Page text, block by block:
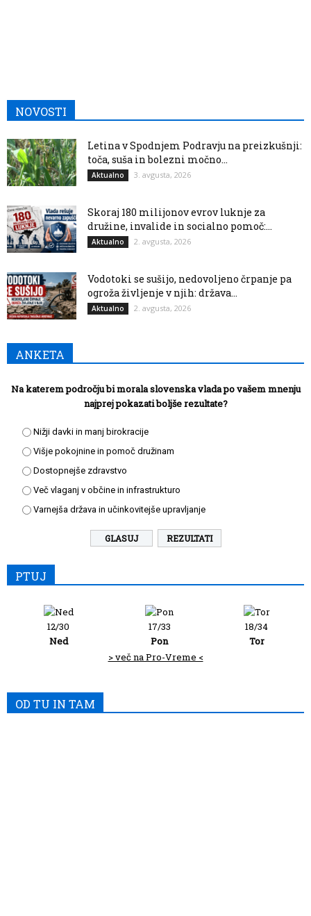
NOVOSTI
Letina v Spodnjem Podravju na preizkušnji:
toča, suša in bolezni močno...
Aktualno 3. avgusta, 2026
Skoraj 180 milijonov evrov luknje za
družine, invalide in socialno pomoč:...
Aktualno 2. avgusta, 2026
Vodotoki se sušijo, nedovoljeno črpanje pa
ogroža življenje v njih: država...
Aktualno 2. avgusta, 2026
ANKETA
Na katerem področju bi morala slovenska vlada po vašem mnenju
najprej pokazati boljše rezultate?
Nižji davki in manj birokracije
Višje pokojnine in pomoč družinam
Dostopnejše zdravstvo
Več vlaganj v občine in infrastrukturo
Varnejša država in učinkovitejše upravljanje
REZULTATI
PTUJ
12/30
Ned
17/33
Pon
18/34
Tor
> več na Pro-Vreme <
OD TU IN TAM